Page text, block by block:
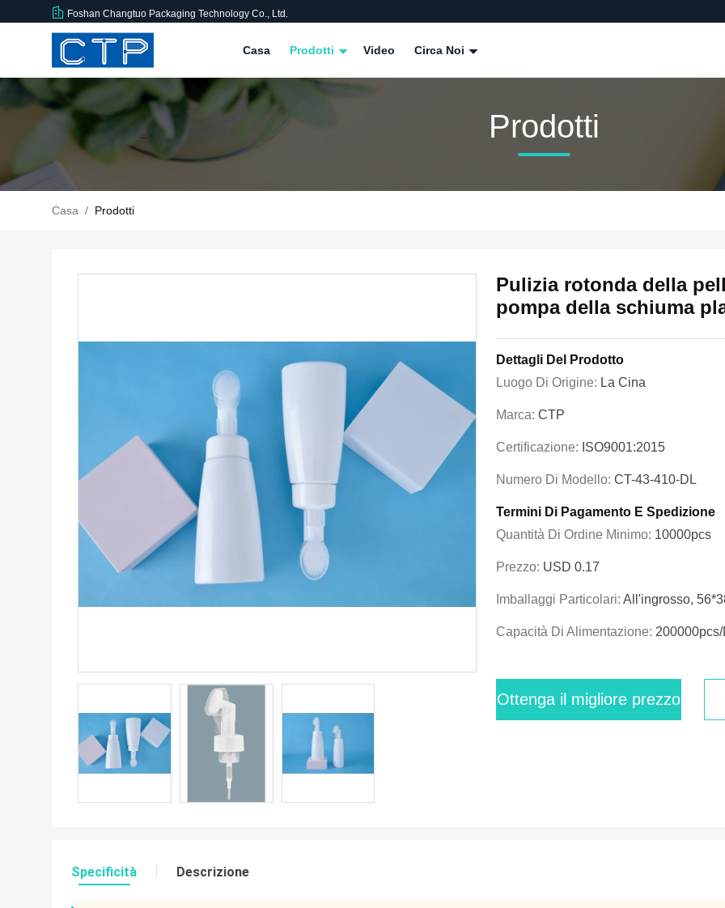
Foshan Changtuo Packaging Technology Co., Ltd.
Casa Prodotti Video Circa Noi
Prodotti
Casa / Prodotti
Pulizia rotonda della
pompa della schiuma
Dettagli Del Prodotto
Luogo Di Origine: La Cina
Marca: CTP
Certificazione: ISO9001:2015
Numero Di Modello: CT-43-410-DL
Termini Di Pagamento E Spedizione
Quantità Di Ordine Minimo: 10000pcs
Prezzo: USD 0.17
Imballaggi Particolari: All'ingrosso,
Capacità Di Alimentazione:
Ottenga il migliore prezzo
Specificità Descrizione